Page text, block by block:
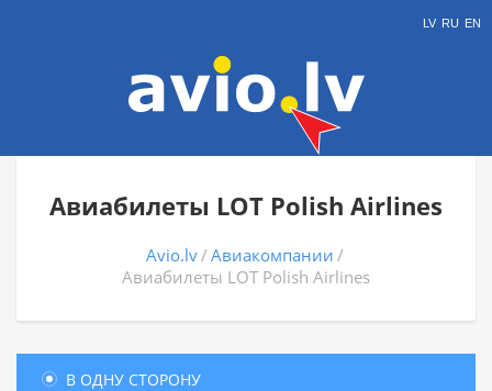
LV RU EN
Авиабилеты LOT Polish Airlines
Avio.lv
Авиакомпании
Авиабилеты LOT Polish Airlines
В ОДНУ СТОРОНУ